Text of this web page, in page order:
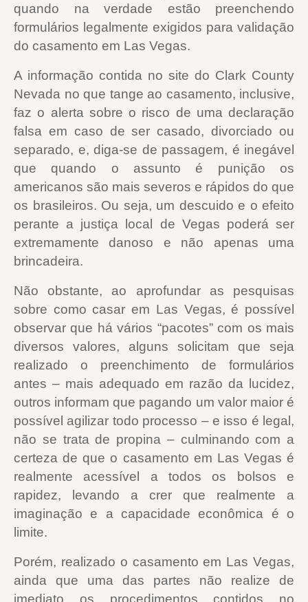
quando na verdade estão preenchendo
formulários legalmente exigidos para validação
do casamento em Las Vegas.
A informação contida no site do Clark County
Nevada no que tange ao casamento, inclusive,
faz o alerta sobre o risco de uma declaração
falsa em caso de ser casado, divorciado ou
separado, e, diga-se de passagem, é inegável
que quando o assunto é punição os
americanos são mais severos e rápidos do que
os brasileiros. Ou seja, um descuido e o efeito
perante a justiça local de Vegas poderá ser
extremamente danoso e não apenas uma
brincadeira.
Não obstante, ao aprofundar as pesquisas
sobre como casar em Las Vegas, é possível
observar que há vários “pacotes” com os mais
diversos valores, alguns solicitam que seja
realizado o preenchimento de formulários
antes – mais adequado em razão da lucidez,
outros informam que pagando um valor maior é
possível agilizar todo processo – e isso é legal,
não se trata de propina – culminando com a
certeza de que o casamento em Las Vegas é
realmente acessível a todos os bolsos e
rapidez, levando a crer que realmente a
imaginação e a capacidade econômica é o
limite.
Porém, realizado o casamento em Las Vegas,
ainda que uma das partes não realize de
imediato os procedimentos contidos no